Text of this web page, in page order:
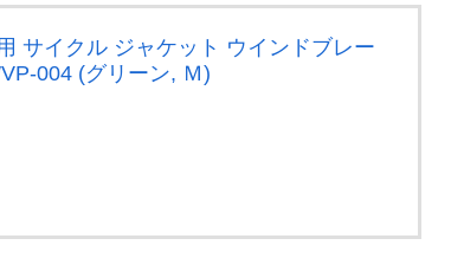
サイクル ジャケット ウインドブレー
004 (グリーン, Ｍ)